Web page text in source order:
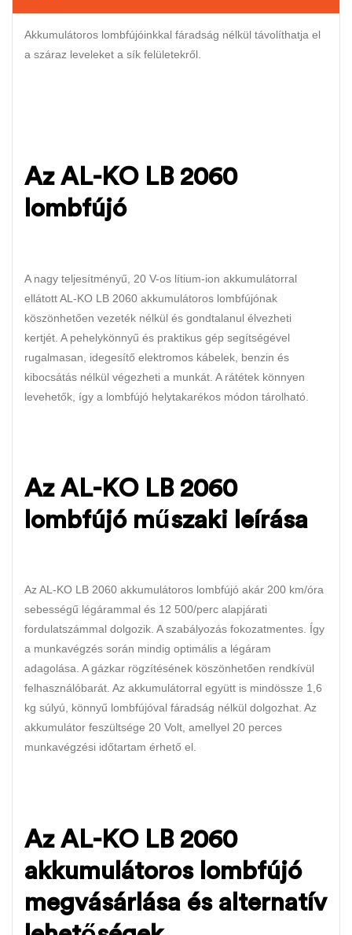
Akkumulátoros lombfújóinkkal fáradság nélkül távolíthatja el
a száraz leveleket a sík felületekről.
Az AL-KO LB 2060
lombfújó
A nagy teljesítményű, 20 V-os lítium-ion akkumulátorral
ellátott AL-KO LB 2060 akkumulátoros lombfújónak
köszönhetően vezeték nélkül és gondtalanul élvezheti
kertjét. A pehelykönnyű és praktikus gép segítségével
rugalmasan, idegesítő elektromos kábelek, benzin és
kibocsátás nélkül végezheti a munkát. A rátétek könnyen
levehetők, így a lombfújó helytakarékos módon tárolható.
Az AL-KO LB 2060
lombfújó műszaki leírása
Az AL-KO LB 2060 akkumulátoros lombfújó akár 200 km/óra
sebességű légárammal és 12 500/perc alapjárati
fordulatszámmal dolgozik. A szabályozás fokozatmentes. Így
a munkavégzés során mindig optimális a légáram
adagolása. A gázkar rögzítésének köszönhetően rendkívül
felhasználóbarát. Az akkumulátorral együtt is mindössze 1,6
kg súlyú, könnyű lombfújóval fáradság nélkül dolgozhat. Az
akkumulátor feszültsége 20 Volt, amellyel 20 perces
munkavégzési időtartam érhető el.
Az AL-KO LB 2060
akkumulátoros lombfújó
megvásárlása és alternatív